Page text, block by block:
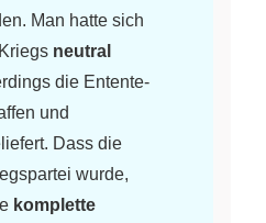
Man hatte sich
neutral
die Entente-
und
Dass die
wurde,
komplette